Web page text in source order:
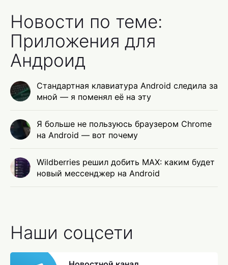
Новости по теме:
Приложения для
Андроид
Стандартная клавиатура Android следила за
мной — я поменял её на эту
Я больше не пользуюсь браузером Chrome
на Android — вот почему
Wildberries решил добить MAX: каким будет
новый мессенджер на Android
Наши соцсети